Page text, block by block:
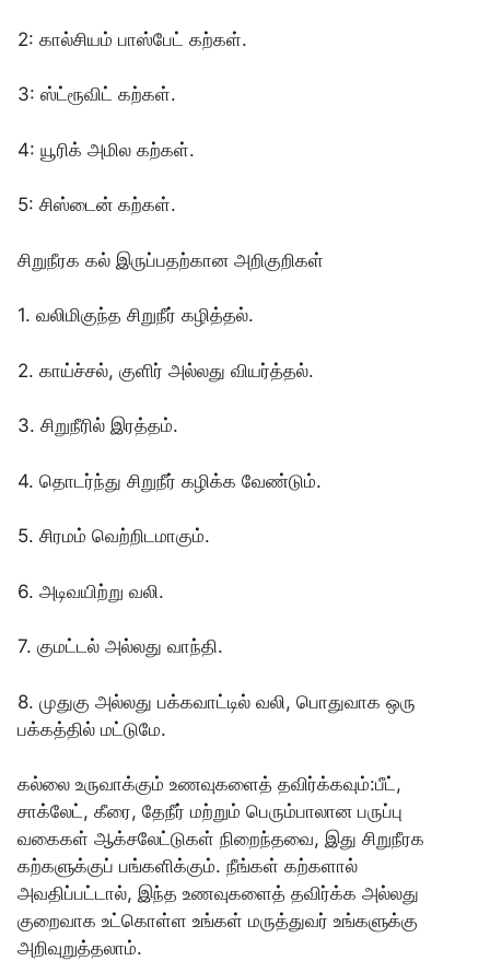
2: கால்சியம் பாஸ்பேட் கற்கள்.
3: ஸ்ட்ரூவிட் கற்கள்.
4: யூரிக் அமில கற்கள்.
5: சிஸ்டைன் கற்கள்.
சிறுநீரக கல் இருப்பதற்கான அறிகுறிகள்
1. வலிமிகுந்த சிறுநீர் கழித்தல்.
2. காய்ச்சல், குளிர் அல்லது வியர்த்தல்.
3. சிறுநீரில் இரத்தம்.
4. தொடர்ந்து சிறுநீர் கழிக்க வேண்டும்.
5. சிரமம் வெற்றிடமாகும்.
6. அடிவயிற்று வலி.
7. குமட்டல் அல்லது வாந்தி.
8. முதுகு அல்லது பக்கவாட்டில் வலி, பொதுவாக ஒரு
பக்கத்தில் மட்டுமே.
கல்லை உருவாக்கும் உணவுகளைத் தவிர்க்கவும்:பீட்,
சாக்லேட், கீரை, தேநீர் மற்றும் பெரும்பாலான பருப்பு
வகைகள் ஆக்சலேட்டுகள் நிறைந்தவை, இது சிறுநீரக
கற்களுக்குப் பங்களிக்கும். நீங்கள் கற்களால்
அவதிப்பட்டால், இந்த உணவுகளைத் தவிர்க்க அல்லது
குறைவாக உட்கொள்ள உங்கள் மருத்துவர் உங்களுக்கு
அறிவுறுத்தலாம்.